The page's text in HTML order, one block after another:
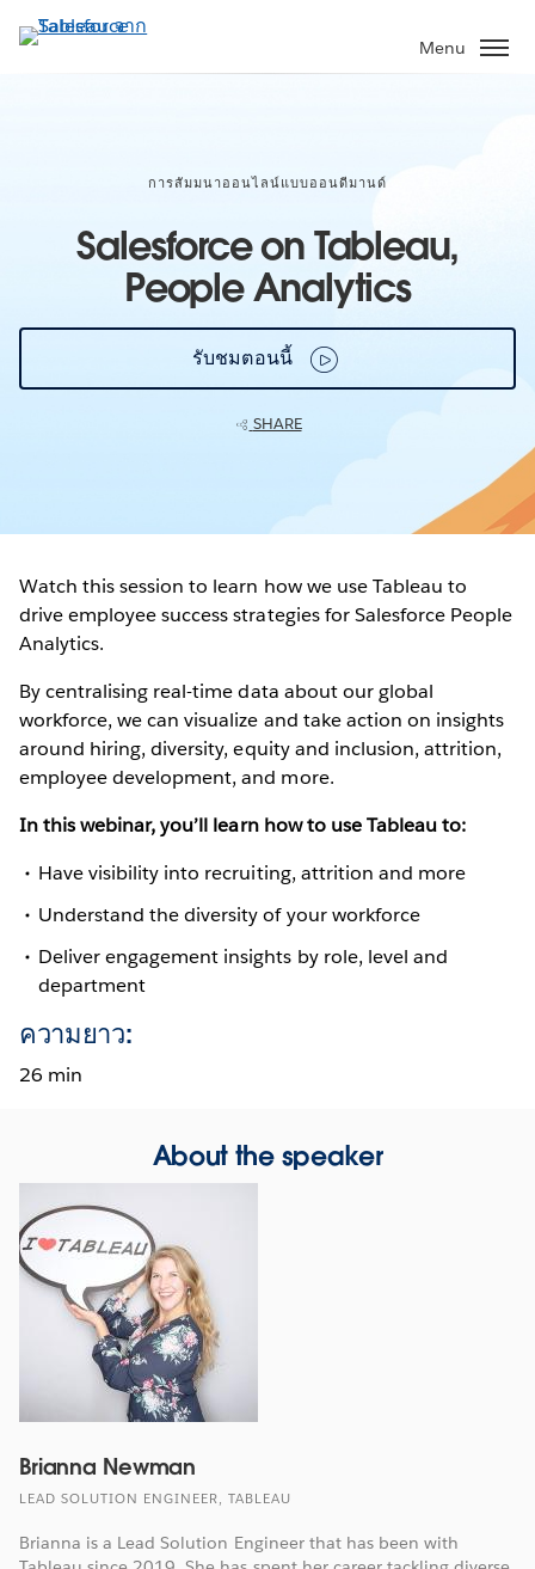
ไป
Menu
การสัมมนาออนไลน์แบบออนดีมานด์
Salesforce on Tableau,
People Analytics
รับชมตอนนี้
SHARE
Watch this session to learn how we use Tableau to
drive employee success strategies for Salesforce People
Analytics.
By centralising real-time data about our global
workforce, we can visualize and take action on insights
around hiring, diversity, equity and inclusion, attrition,
employee development, and more.
In this webinar, you’ll learn how to use Tableau to:
Have visibility into recruiting, attrition and more
Understand the diversity of your workforce
Deliver engagement insights by role, level and
department
ความยาว:
26 min
About the speaker
Brianna Newman
LEAD SOLUTION ENGINEER, TABLEAU
Brianna is a Lead Solution Engineer that has been with